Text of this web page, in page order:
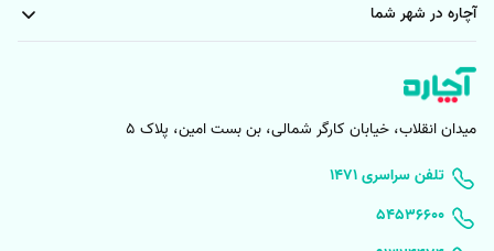
آچاره در شهر شما
میدان انقلاب، خیابان کارگر شمالی، بن بست امین، پلاک 5
۱۴۷۱ تلفن سراسری
۵۴۵۳۶۶۰۰